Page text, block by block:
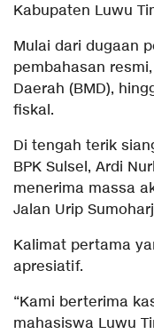
Kabupaten Luwu
Mulai dari dugaan
pembahasan
Daerah (BMD),
fiskal.
Di tengah terik
BPK Sulsel, Ardi
menerima massa
Jalan Urip
Kalimat pertama
apresiatif.
“Kami berterima
mahasiswa Luwu